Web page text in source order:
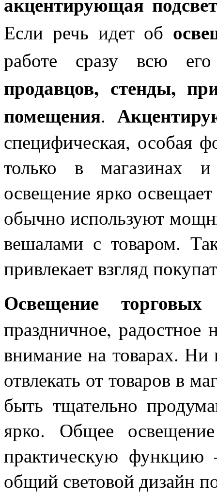
Если речь идет об
работе сразу всю
продавцов, стенды,
помещения.
специфическая, особая
только в магазинах и
освещение ярко
обычно используют
вешалами с товаром.
привлекает взгляд
Освещение торговых
праздничное, радостное
внимание на товарах. Ни
отвлекать от товаров в
быть тщательно
ярко. Общее
практическую функцию
общий световой дизайн